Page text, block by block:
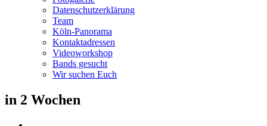
Datenschutzerklärung
Team
Köln-Panorama
Kontaktadressen
Videoworkshop
Bands gesucht
Wir suchen Euch
in 2 Wochen